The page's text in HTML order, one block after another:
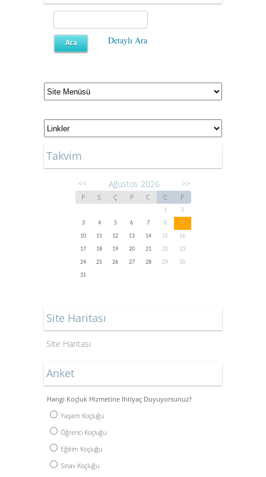
Detaylı Ara
Takvim
<< Ağustos 2026 >>
P S Ç P C C P
1
2
3
4 5 6 7 8
9
10
11 12 13 14 15
16
17
18 19 20 21 22
23
24
25 26 27 28 29
30
31
Site Haritası
Site Haritası
Anket
Hangi Koçluk Hizmetine İhtiyaç Duyuyorsunuz?
Yaşam Koçluğu
Öğrenci Koçluğu
Eğitim Koçluğu
Sınav Koçluğu